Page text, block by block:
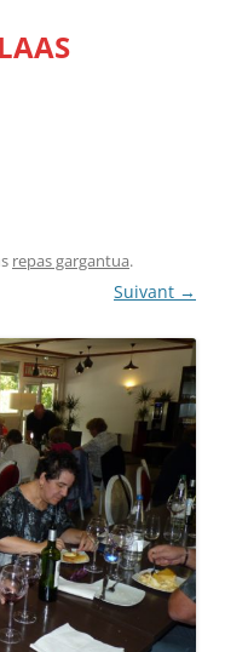
repas gargantua.
Suivant →